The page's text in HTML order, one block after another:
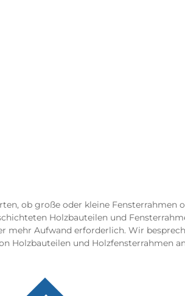
ob große oder kleine Fensterrahmen
Holzbauteilen und
mehr Aufwand erforderlich. Wir
Holzbauteilen und Holzfensterrahmen